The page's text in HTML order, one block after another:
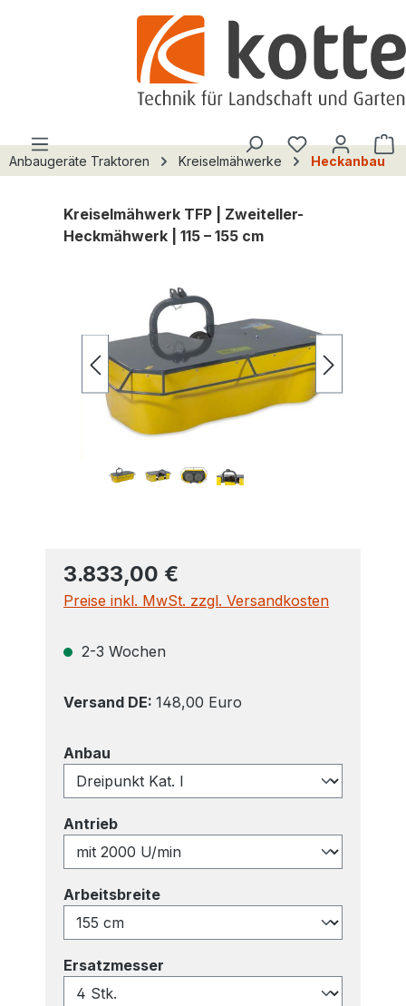
Du hast 0
Anbaugeräte Traktoren Kreiselmähwerke Heckanbau
Kreiselmähwerk TFP | Zweiteller-
Heckmähwerk | 115 – 155 cm
3.833,00 €
Preise inkl. MwSt. zzgl. Versandkosten
2-3 Wochen
Versand DE: 148,00 Euro
Anbau
Antriebauswählen
Arbeitsbreiteauswählen
Ersatzmesser